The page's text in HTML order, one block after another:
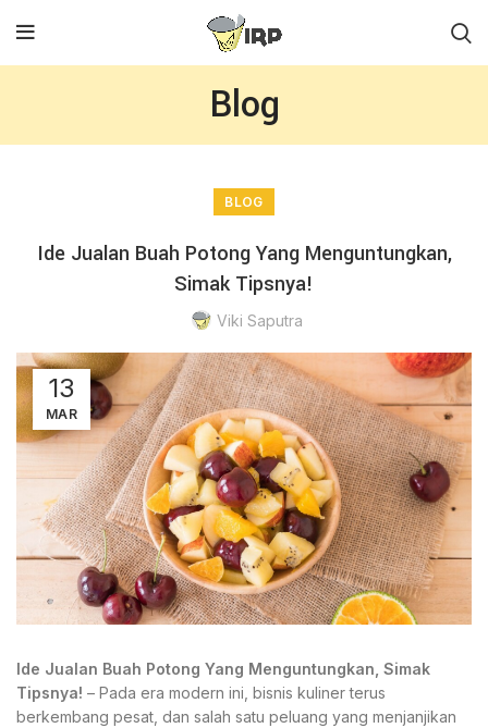
Blog
BLOG
Ide Jualan Buah Potong Yang Menguntungkan,
Simak Tipsnya!
Viki Saputra
13
MAR
Ide Jualan Buah Potong Yang Menguntungkan, Simak
Tipsnya! – Pada era modern ini, bisnis kuliner terus
berkembang pesat, dan salah satu peluang yang menjanjikan